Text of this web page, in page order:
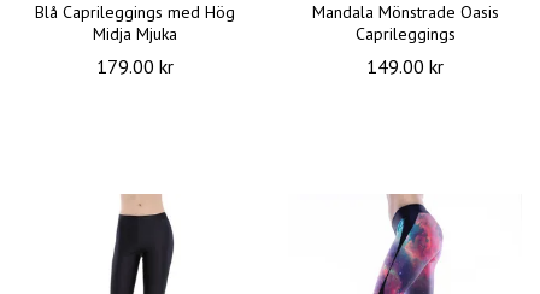
Blå Caprileggings med Hög
Midja Mjuka
179.00 kr
Mandala Mönstrade Oasis
Caprileggings
149.00 kr